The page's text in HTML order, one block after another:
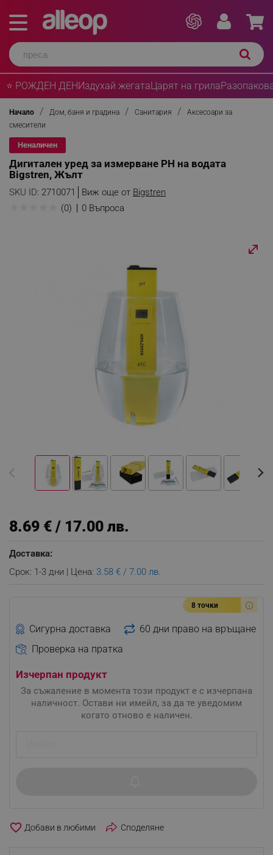
⭐ РОЖДЕН ДЕНИздухай жегатаЦарят на грила
Начало Дом, баня и градина Санитария
Аксесоари за
смесители
Неналичен
Дигитален уред за измерване PH на водата
Bigstren, Жълт
SKU ID: 2710071 Виж още от Bigstren
(0) 0 Въпроса
8.69 € / 17.00 лв.
Доставка:
Срок: 1-3 дни | Цена: 3.58 € / 7.00 лв.
8 точки
Сигурна доставка
60 дни право на връщане
Проверка на пратка
Изчерпан продукт
За съжаление в момента този продукт е с изчерпана
наличност. Остави ни имейл, за да те уведомим
когато отново е наличен.
favorite_border Споделяне